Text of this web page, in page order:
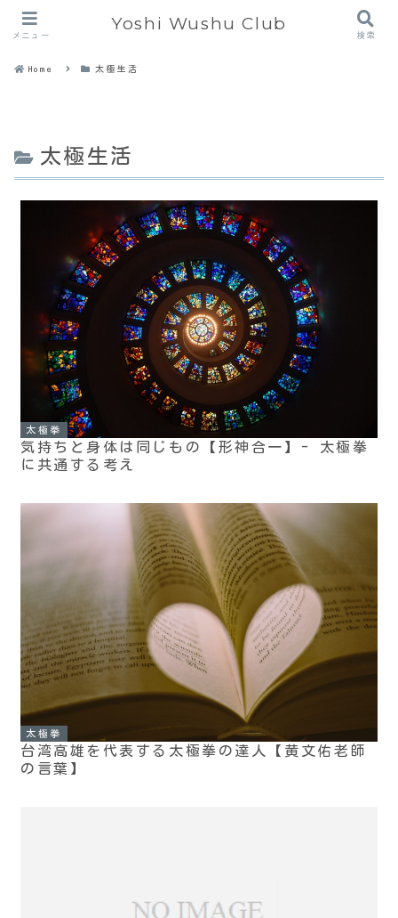
Home 太極生活
太極生活
太極拳
気持ちと身体は同じもの【形神合一】- 太極拳
に共通する考え
太極拳
台湾高雄を代表する太極拳の達人【黄文佑老師
の言葉】
メニュー
Yoshi Wushu Club
検索